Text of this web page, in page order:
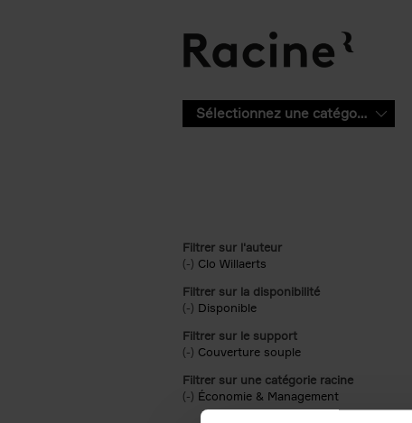
Sélectionnez une catégorie
Filtrer sur l'auteur
(-) Remove Clo Willaerts filter
Clo Willaerts
Filtrer sur la disponibilité
(-) Remove Disponible filter
Disponible
Filtrer sur le support
(-) Remove Couverture souple filter
Couverture souple
Filtrer sur une catégorie racine
(-) Remove Économie & Management filter
Économie & Management